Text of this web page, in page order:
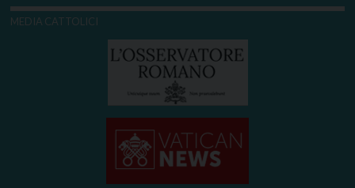
MEDIA CATTOLICI